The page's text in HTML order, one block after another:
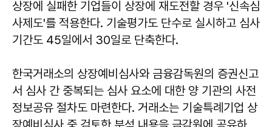
상장에 실패한 기업들이 상장에 재도전할 경우 '신속심
사제도'를 적용한다. 기술평가도 단수로 실시하고 심사
기간도 45일에서 30일로 단축한다.
한국거래소의 상장예비심사와 금융감독원의 증권신고
서 심사 간 중복되는 심사 요소에 대한 양 기관의 사전
정보공유 절차도 마련한다. 거래소는 기술특례기업 상